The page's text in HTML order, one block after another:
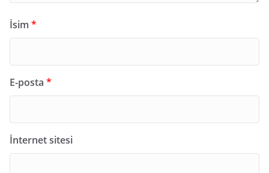
İsim *
E-posta *
İnternet sitesi